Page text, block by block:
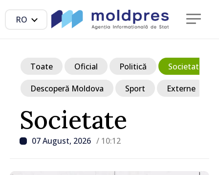
RO
Societate
07 August, 2026 / 10:12
Toate Oficial Politică Societate
Descoperă Moldova Sport Externe